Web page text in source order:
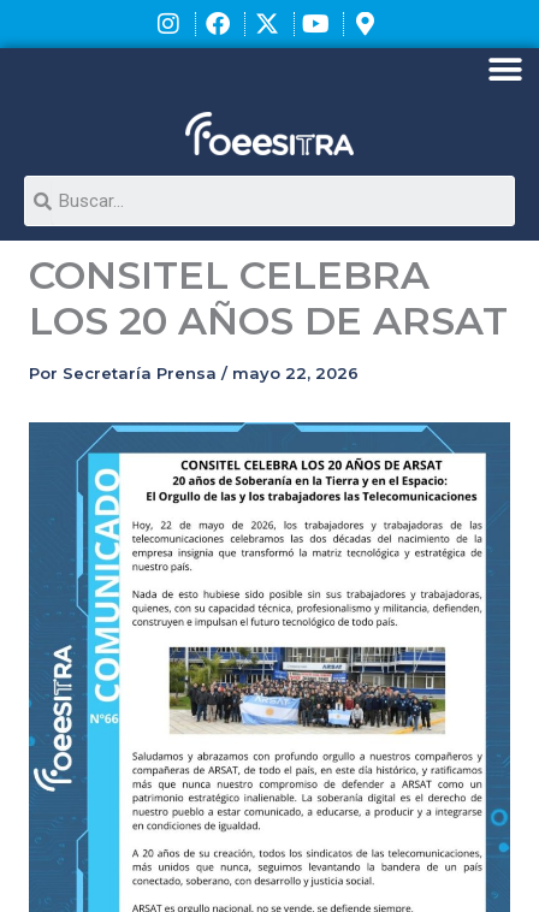
al
Search
CONSITEL CELEBRA
LOS 20 AÑOS DE ARSAT
Por Secretaría Prensa / mayo 22, 2026